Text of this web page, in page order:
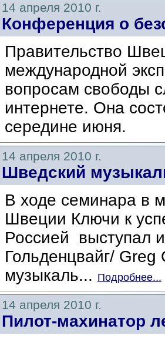
14 апреля 2010 г.
Конференция о
Правительство
международной
вопросам свободы
интернете. Она
середине июня.
14 апреля 2010 г.
Шведский
В ходе семинара в
Швеции Ключи к
Россией выступал
Гольденцвайг/
музыкаль... Подробнее...
14 апреля 2010 г.
Пилот-махинатор